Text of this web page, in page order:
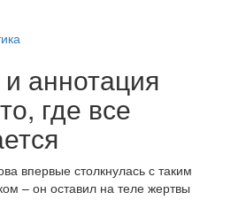
аннотация
где все
впервые столкнулась с таким
– он оставил на теле жертвы